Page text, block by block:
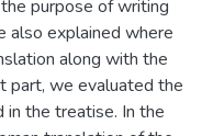
purpose of writing
also explained where
along with the
part, we evaluated the
in the treatise. In the